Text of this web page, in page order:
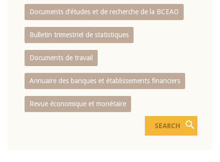
Documents d’études et de recherche de la BCEAO
Bulletin trimestriel de statistiques
Documents de travail
Annuaire des banques et établissements financiers
Revue économique et monétaire